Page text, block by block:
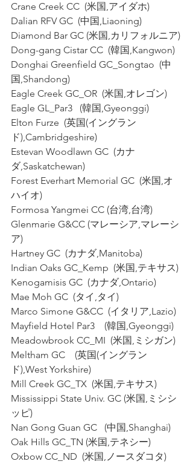
Crane Creek CC  (米国,アイダホ)
Dalian RFV GC  (中国,Liaoning)
Diamond Bar GC (米国,カリフォルニア)
Dong-gang Cistar CC  (韓国,Kangwon)
Donghai Greenfield GC_Songtao  (中
国,Shandong)
Eagle Creek GC_OR  (米国,オレゴン)
Eagle GL_Par3   (韓国,Gyeonggi)
Elton Furze  (英国(イングラン
ド),Cambridgeshire)
Estevan Woodlawn GC  (カナ
ダ,Saskatchewan)
Forest Everhart Memorial GC  (米国,オ
ハイオ)
Formosa Yangmei CC (台湾,台湾)
Glenmarie G&CC (マレーシア,マレーシ
ア)
Hartney GC  (カナダ,Manitoba)
Indian Oaks GC_Kemp  (米国,テキサス)
Kenogamisis GC  (カナダ,Ontario)
Mae Moh GC  (タイ,タイ)
Marco Simone G&CC  (イタリア,Lazio)
Mayfield Hotel Par3    (韓国,Gyeonggi)
Meadowbrook CC_MI  (米国,ミシガン)
Meltham GC    (英国(イングラン
ド),West Yorkshire)
Mill Creek GC_TX  (米国,テキサス)
Mississippi State Univ. GC (米国,ミシシ
ッピ)
Nan Gong Guan GC   (中国,Shanghai)
Oak Hills GC_TN (米国,テネシー)
Oxbow CC_ND  (米国,ノースダコタ)